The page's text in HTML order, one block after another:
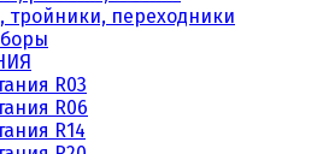
тройники, переходники
R03
R06
R14